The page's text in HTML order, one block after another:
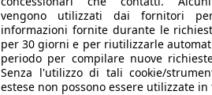
vengono utilizzati dai fornitori
informazioni fornite durante le
per 30 giorni e per riutilizzarle
periodo per compilare nuove
Senza l'utilizzo di tali cookie/
estese non possono essere utilizzate